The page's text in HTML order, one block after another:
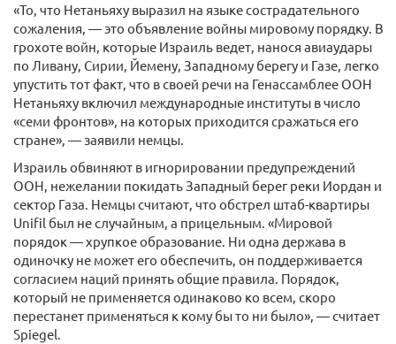
«То, что Нетаньяху выразил на языке сострадательного
сожаления, — это объявление войны мировому порядку. В
грохоте войн, которые Израиль ведет, нанося авиаудары
по Ливану, Сирии, Йемену, Западному берегу и Газе, легко
упустить тот факт, что в своей речи на Генассамблее ООН
Нетаньяху включил международные институты в число
«семи фронтов», на которых приходится сражаться его
стране», — заявили немцы.
Израиль обвиняют в игнорировании предупреждений
ООН, нежелании покидать Западный берег реки Иордан и
сектор Газа. Немцы считают, что обстрел штаб-квартиры
Unifil был не случайным, а прицельным. «Мировой
порядок — хрупкое образование. Ни одна держава в
одиночку не может его обеспечить, он поддерживается
согласием наций принять общие правила. Порядок,
который не применяется одинаково ко всем, скоро
перестанет применяться к кому бы то ни было», — считает
Spiegel.